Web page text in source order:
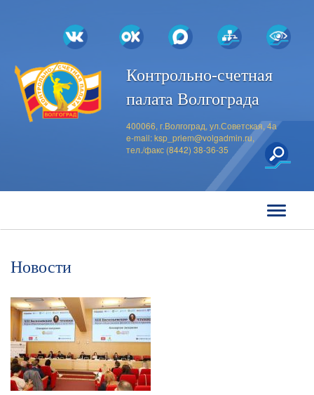
Контрольно-счетная
палата Волгограда
400066, г.Волгоград, ул.Советская, 4а
e-mail:ksp_priem@volgadmin.ru,
тел./факс (8442) 38-36-35
Новости